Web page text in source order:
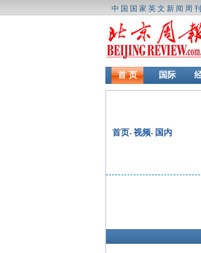
中国国家英文新闻周刊
首 页 国际
首页- 视频- 国内